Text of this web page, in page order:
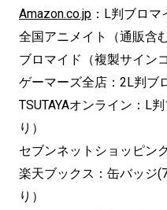
Amazon.co.jp ：L判ブロマ
全国アニメイト（通販含
ブロマイド（複製サイン
ゲーマーズ全店：2L判ブ
TSUTAYAオンライン：L
り）
セブンネットショッピン
楽天ブックス：缶バッジ
り）